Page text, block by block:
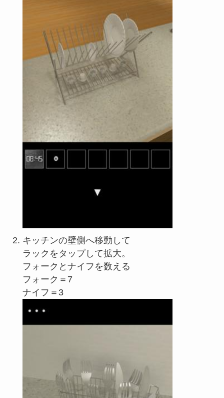
キッチンの壁側へ移動して
ラックをタップして拡大。
フォークとナイフを数える
フォーク＝7
ナイフ＝3